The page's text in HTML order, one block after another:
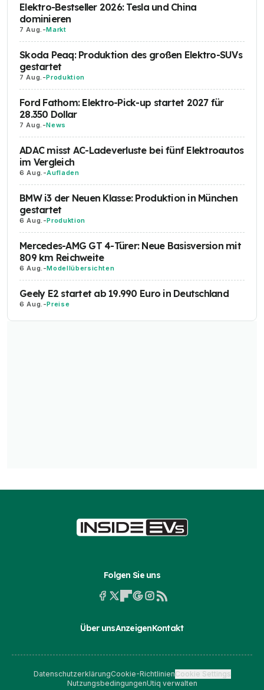
Elektro-Bestseller 2026: Tesla und China
dominieren
7 Aug. -Markt
Skoda Peaq: Produktion des großen Elektro-SUVs
gestartet
7 Aug. -Produktion
Ford Fathom: Elektro-Pick-up startet 2027 für
28.350 Dollar
7 Aug. -News
ADAC misst AC-Ladeverluste bei fünf Elektroautos
im Vergleich
6 Aug. -Aufladen
BMW i3 der Neuen Klasse: Produktion in München
gestartet
6 Aug. -Produktion
Mercedes-AMG GT 4-Türer: Neue Basisversion mit
809 km Reichweite
6 Aug. -Modellübersichten
Geely E2 startet ab 19.990 Euro in Deutschland
6 Aug. -Preise
Folgen Sie uns
Über unsAnzeigenKontakt
DatenschutzerklärungCookie-RichtlinienCookie Settings
NutzungsbedingungenUtiq verwalten